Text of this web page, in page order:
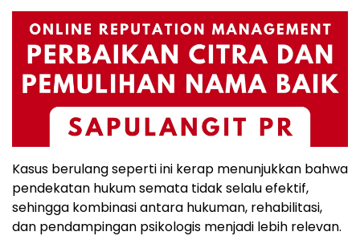
Kasus berulang seperti ini kerap menunjukkan bahwa
pendekatan hukum semata tidak selalu efektif,
sehingga kombinasi antara hukuman, rehabilitasi,
dan pendampingan psikologis menjadi lebih relevan.